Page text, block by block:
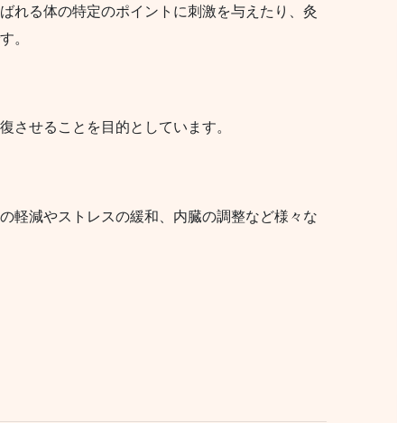
れる体の特定のポイントに刺激を与えたり、灸
。
させることを目的としています。
軽減やストレスの緩和、内臓の調整など様々な